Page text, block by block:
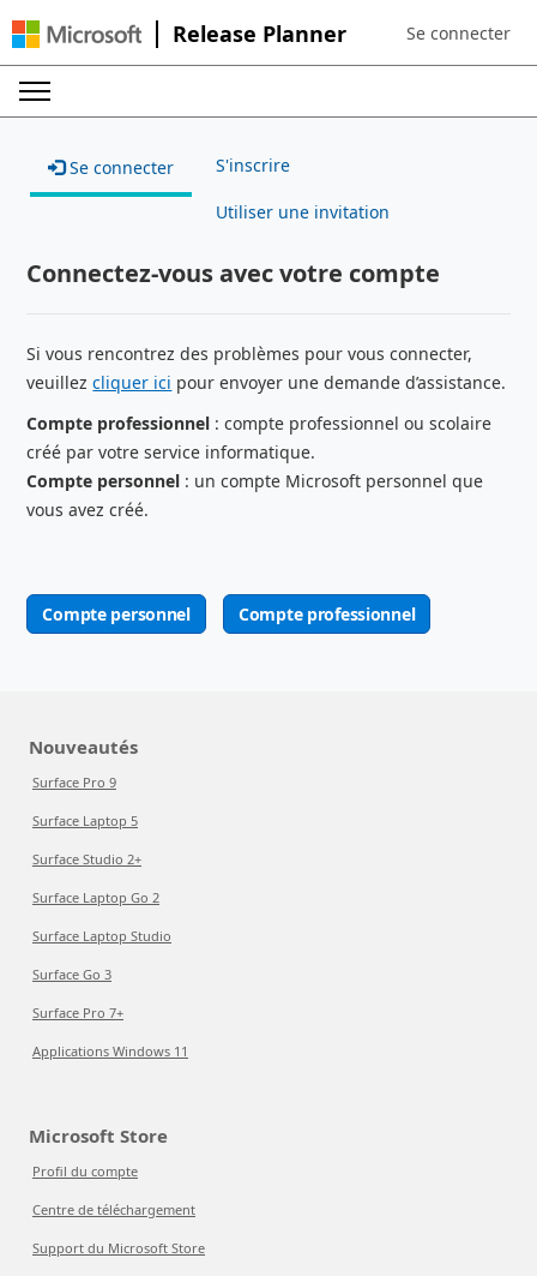
Release Planner Sign in to your
Se connecter
Se connecter S'inscrire
Utiliser une invitation
Connectez-vous avec votre compte
Si vous rencontrez des problèmes pour vous connecter,
veuillezcliquer ici pour envoyer une demande d’assistance.
Compte professionnel : compte professionnel ou scolaire
créé par votre service informatique.
Compte personnel : un compte Microsoft personnel que
vous avez créé.
Compte personnel Compte professionnel
Nouveautés
Surface Pro 9
Surface Laptop 5
Surface Studio 2+
Surface Laptop Go 2
Surface Laptop Studio
Surface Go 3
Surface Pro 7+
Applications Windows 11
Microsoft Store
Profil du compte
Centre de téléchargement
Support du Microsoft Store